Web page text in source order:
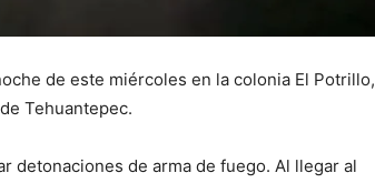
de este miércoles en la colonia El Potrillo,
Tehuantepec.
detonaciones de arma de fuego. Al llegar al